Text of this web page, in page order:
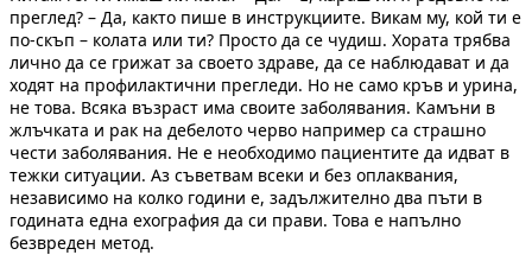
преглед? – Да, както пише в инструкциите. Викам му, кой ти е
по-скъп – колата или ти? Просто да се чудиш. Хората трябва
лично да се грижат за своето здраве, да се наблюдават и да
ходят на профилактични прегледи. Но не само кръв и урина,
не това. Всяка възраст има своите заболявания. Камъни в
жлъчката и рак на дебелото черво например са страшно
чести заболявания. Не е необходимо пациентите да идват в
тежки ситуации. Аз съветвам всеки и без оплаквания,
независимо на колко години е, задължително два пъти в
годината една ехография да си прави. Това е напълно
безвреден метод.